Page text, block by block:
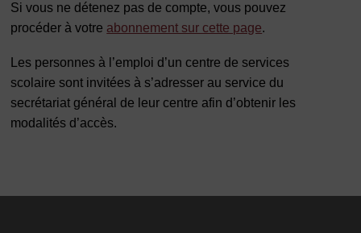
Si vous ne détenez pas de compte, vous pouvez
procéder à votre abonnement sur cette page.
Les personnes à l’emploi d’un centre de services
scolaire sont invitées à s’adresser au service du
secrétariat général de leur centre afin d’obtenir les
modalités d’accès.